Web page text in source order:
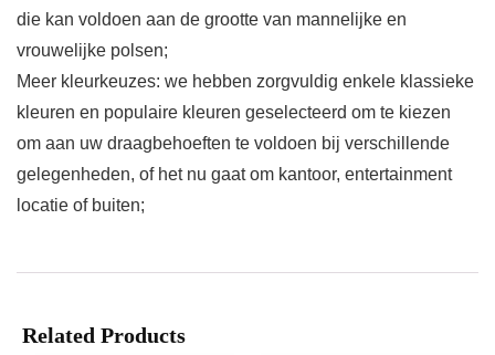
die kan voldoen aan de grootte van mannelijke en
vrouwelijke polsen;
Meer kleurkeuzes: we hebben zorgvuldig enkele klassieke
kleuren en populaire kleuren geselecteerd om te kiezen
om aan uw draagbehoeften te voldoen bij verschillende
gelegenheden, of het nu gaat om kantoor, entertainment
locatie of buiten;
Related Products